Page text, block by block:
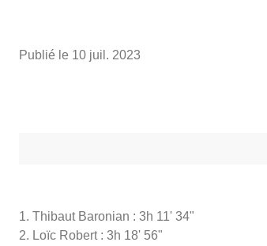
Publié le 10 juil. 2023
1. Thibaut Baronian : 3h 11' 34"
2. Loïc Robert : 3h 18' 56"